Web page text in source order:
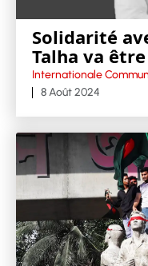
Solidarité
Talha va
Internationale
8 Août 2024